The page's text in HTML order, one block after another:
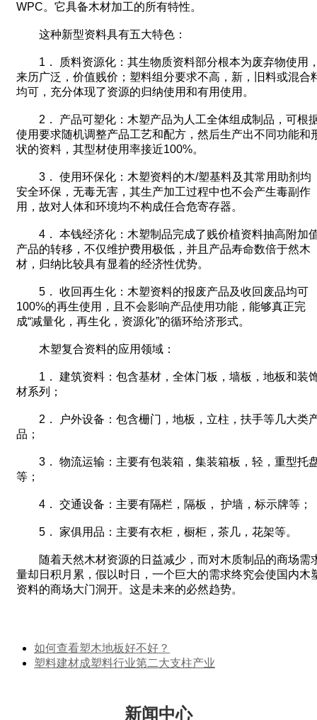
WPC。它具备木材加工的所有特性。
这种新型资料具有五大特色：
1． 质料资源化：其生物质资料部分根本为废弃物使用
来历广泛，价值贱价；塑料组分要求不高，新，旧料或混合
均可，充分体现了资源的归纳使用和有用使用。
2． 产品可塑化：木塑产品为人工全体组成制品，可根
使用要求随机调整产品工艺和配方，然后生产出不同功能和
状的资料，其型材使用率接近100%。
3． 使用环保化：木塑资料的木/塑基料及其常用助剂均
安全环保，无毒无害，其生产加工过程中也不会产生毒副作
用，故对人体和环境均不构成任合危寄存器。
4． 本钱经济化：木塑制品完成了贱价植资料抽高附加
产品的转移，不仅维护费用极低，并且产品寿命数倍于然木
材，归纳比较具有显着的经济性优势。
5． 收回再生化：木塑资料的报废产品及收回废品均可
100%的再生使用，且不会影响产品使用功能，能够真正完
成“减量化，再生化，资源化”的循环给济形式。
木塑复合资料的应用领域：
1． 建筑资料：包含基材，全体门板，墙板，地板和装
材系列；
2． 户外设备：包含栅门，地板，立柱，扶手等几大类
品；
3． 物流运输：主要有包装箱，集装箱板，轻，重型托
等；
4． 交通设备：主要有隔栏，隔板， 护墙，标示牌等；
5． 家俱用品：主要有衣柜，橱柜，茶几，花架等。
随着天然木材资源的日益减少，而对木质制品的商场需
量却日积月累，假以时日，一个巨大的需求终究会使国内木
资料的商场大门洞开。这是未来的必然趋势。
如何查看塑木地板好不好？
塑料建材成塑料行业第二大支柱产业
新闻中心